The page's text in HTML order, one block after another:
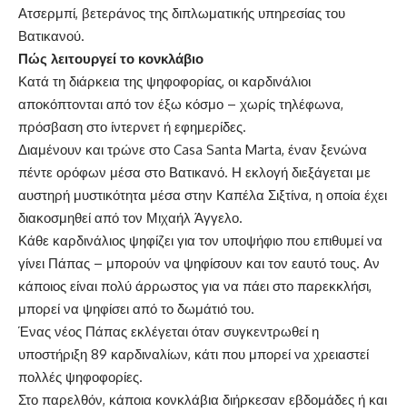
Ατσερμπί, βετεράνος της διπλωματικής υπηρεσίας του
Βατικανού.
Πώς λειτουργεί το κονκλάβιο
Κατά τη διάρκεια της ψηφοφορίας, οι καρδινάλιοι
αποκόπτονται από τον έξω κόσμο – χωρίς τηλέφωνα,
πρόσβαση στο ίντερνετ ή εφημερίδες.
Διαμένουν και τρώνε στο Casa Santa Marta, έναν ξενώνα
πέντε ορόφων μέσα στο Βατικανό. Η εκλογή διεξάγεται με
αυστηρή μυστικότητα μέσα στην Καπέλα Σιξτίνα, η οποία έχει
διακοσμηθεί από τον Μιχαήλ Άγγελο.
Κάθε καρδινάλιος ψηφίζει για τον υποψήφιο που επιθυμεί να
γίνει Πάπας – μπορούν να ψηφίσουν και τον εαυτό τους. Αν
κάποιος είναι πολύ άρρωστος για να πάει στο παρεκκλήσι,
μπορεί να ψηφίσει από το δωμάτιό του.
Ένας νέος Πάπας εκλέγεται όταν συγκεντρωθεί η
υποστήριξη 89 καρδιναλίων, κάτι που μπορεί να χρειαστεί
πολλές ψηφοφορίες.
Στο παρελθόν, κάποια κονκλάβια διήρκεσαν εβδομάδες ή και